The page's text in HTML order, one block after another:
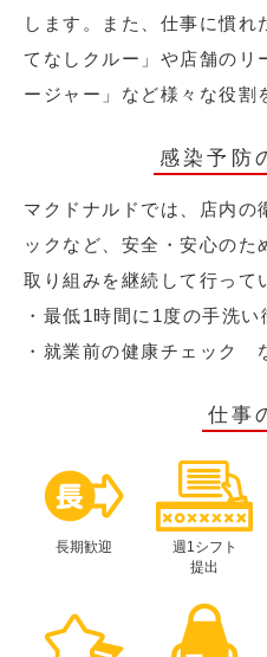
します。また、仕事に慣れ
てなしクルー」や店舗のリ
ージャー」など様々な役割
感染予防
マクドナルドでは、店内の
ックなど、安全・安心のた
取り組みを継続して行って
・最低1時間に1度の手洗い
・就業前の健康チェック
仕事
長期歓迎
週1シフト
提出